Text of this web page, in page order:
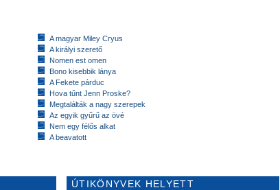
A magyar Miley Cryus
A királyi szerető
Nomen est omen
Bono kisebbik lánya
A Fekete párduc
Hova tűnt Jenn Proske?
Megtalálták a nagy szerepek
Az egyik gyűrű az övé
Nem egy félős alkat
A beavatott
ÚTIKÖNYVEK HELYETT